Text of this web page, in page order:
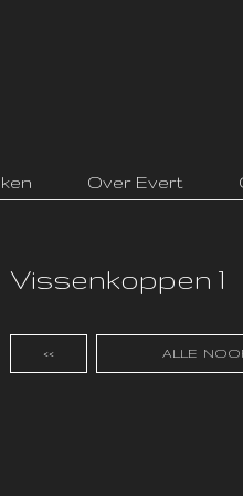
Over Evert
Vissenkoppen 1
<< ALLE